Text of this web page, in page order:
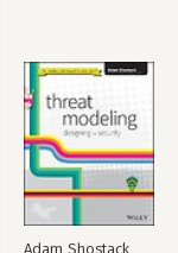
12. Omgaan met
13. Risicobeheersing
14.
De risicomatrix 148
FMEA – Failure
FAIR met Monte
Bowtie: risico’s als
Adam Shostack